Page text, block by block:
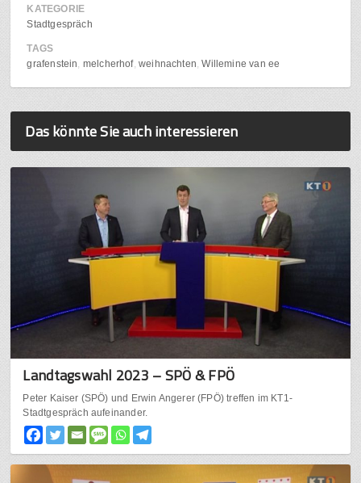
KATEGORIE
Stadtgespräch
TAGS
grafenstein melcherhof weihnachten Willemine van ee
Das könnte Sie auch interessieren
Landtagswahl 2023 – SPÖ & FPÖ
Peter Kaiser (SPÖ) und Erwin Angerer (FPÖ) treffen im KT1-
Stadtgespräch aufeinander.